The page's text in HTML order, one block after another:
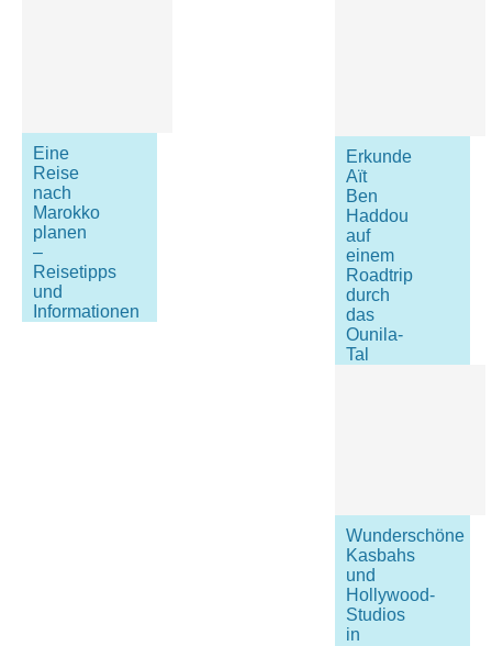
Eine
Reise
nach
Marokko
planen
–
Reisetipps
und
Informationen
Erkunde
Aït
Ben
Haddou
auf
einem
Roadtrip
durch
das
Ounila-
Tal
Wunderschöne
Kasbahs
und
Hollywood-
Studios
in